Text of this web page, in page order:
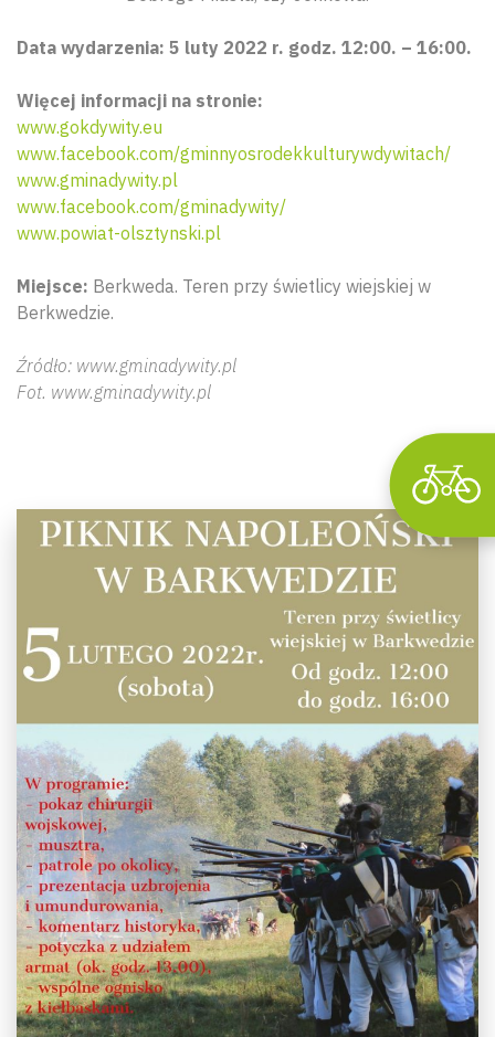
Data wydarzenia: 5 luty 2022 r. godz. 12:00. – 16:00.
Więcej informacji na stronie:
www.gokdywity.eu
www.facebook.com/gminnyosrodekkulturywdywitach/
www.gminadywity.pl
www.facebook.com/gminadywity/
www.powiat-olsztynski.pl
Miejsce: Berkweda. Teren przy świetlicy wiejskiej w
Berkwedzie.
Źródło: www.gminadywity.pl
Fot. www.gminadywity.pl